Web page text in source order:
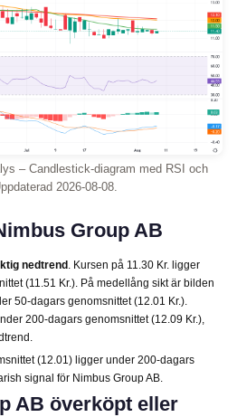
– Candlestick-diagram med RSI och
2026-08-08.
Group AB
nedtrend . Kursen på 11.30 Kr. ligger
(11.51 Kr.). På medellång sikt är bilden
50-dagars genomsnittet (12.01 Kr.).
200-dagars genomsnittet (12.09 Kr.),
(12.01) ligger under 200-dagars
signal för Nimbus Group AB.
AB överköpt eller